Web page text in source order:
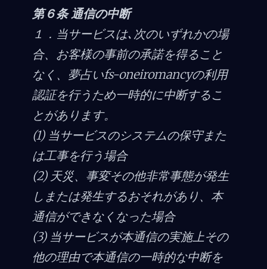
第６条 通信の中断
１．当サービスは､次のいずれかの場
合、お客様の事前の承諾を得ること
なく、夢占いfs-oneiromancyの利用
認証を行うため一時的に中断するこ
とがあります。
(1) 当サービスのシステムの保守また
は工事を行う場合
(2) 天災、事変その他非常事態が発生
しまたは発生するおそれがあり、本
通信ができなくなった場合
(3) 当サービスが本通信の実施上その
他の理由で本通信の一時的な中断を